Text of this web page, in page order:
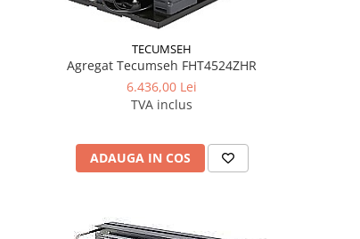
TECUMSEH
Agregat Tecumseh FHT4524ZHR
6.436,00 Lei
TVA inclus
ADAUGA IN COS